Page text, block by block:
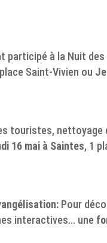
participé à la Nuit
Saint-Vivien ou
touristes, nettoyage
16 mai à Saintes, 1
Pour
interactives… une